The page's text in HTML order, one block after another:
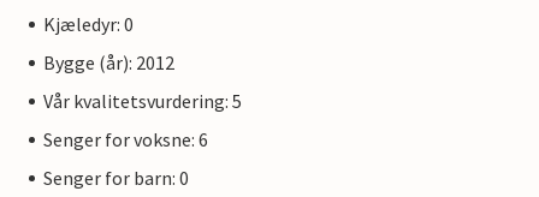
Kjæledyr: 0
Bygge (år): 2012
Vår kvalitetsvurdering: 5
Senger for voksne: 6
Senger for barn: 0